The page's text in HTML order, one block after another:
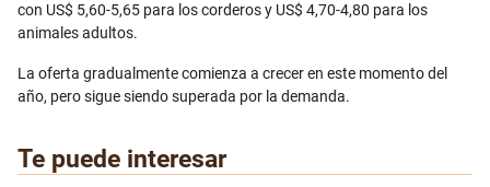
con US$ 5,60-5,65 para los corderos y US$ 4,70-4,80 para los
animales adultos.
La oferta gradualmente comienza a crecer en este momento del
año, pero sigue siendo superada por la demanda.
Te puede interesar